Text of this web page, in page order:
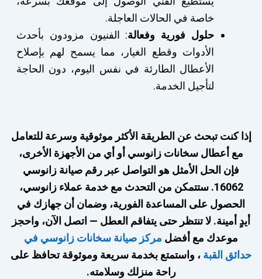
خاصة في الحالات العاجلة.
حلول فورية وفعالة: الفنيون مزودون بأحدث
الأدوات وقطع الغيار، مما يسمح لهم بإصلاح
الأعطال الطارئة في نفس اليوم، دون الحاجة
لتأجيل الخدمة.
إذا كنت تبحث عن الطريقة الأكثر موثوقية وسرعة للتعامل
مع أعطال سخانات زانوسي أو أي من الأجهزة الأخرى،
فإن الحل الأمثل هو التواصل عبر رقم صيانة زانوسي
16062. ستتمكن من التحدث مع خدمة عملاء زانوسي،
الحصول على المساعدة الفورية، وضمان أن جهازك في
أيدٍ أمينة. لا تنتظر حتى يتفاقم العطل — اتصل الآن، واحجز
موعدك مع أفضل مركز صيانة سخانات زانوسي في
حدائق القبة ، واستمتع بخدمة سريعة وموثوقة تحافظ على
راحة منزلك وسلامته.